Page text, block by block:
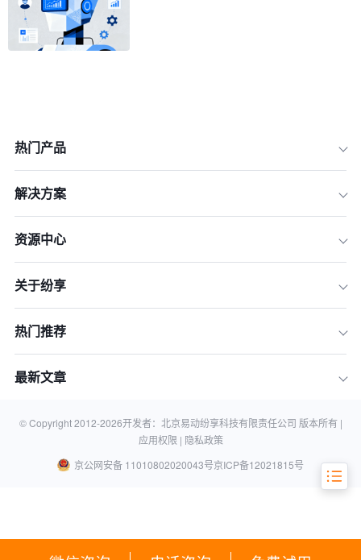
一、RMS系统：企业收入管理的"数字
流程
常见问题解答
热门产品
解决方案
资源中心
关于纷享
热门推荐
最新文章
© Copyright 2012-2026开发者：北京易动纷享科技有限责任公司 版本所有 |
应用权限 | 隐私政策
京公网安备 11010802020043号京ICP备12021815号